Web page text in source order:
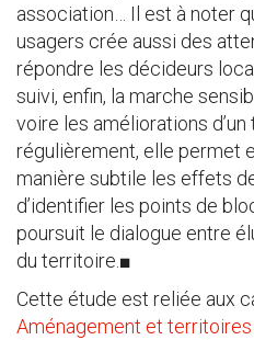
association… Il est à noter
usagers crée aussi des
répondre les décideurs
suivi, enfin, la marche
voire les améliorations
régulièrement, elle permet
manière subtile les effets
d’identifier les points de
poursuit le dialogue entre
du territoire.■
Cette étude est reliée aux
Aménagement et territoires